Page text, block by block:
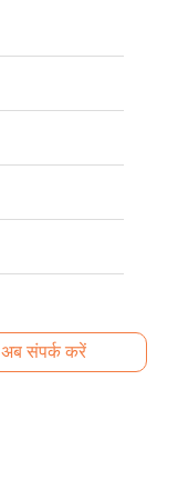
अब संपर्क करें